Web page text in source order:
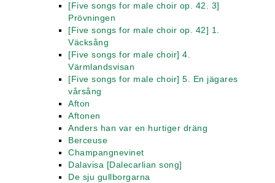
[Five songs for male choir op. 42. 3]
Prövningen
[Five songs for male choir op. 42] 1.
Väcksång
[Five songs for male choir] 4.
Värmlandsvisan
[Five songs for male choir] 5. En jägares
vårsång
Afton
Aftonen
Anders han var en hurtiger dräng
Berceuse
Champangnevinet
Dalavisa [Dalecarlian song]
De sju gullborgarna